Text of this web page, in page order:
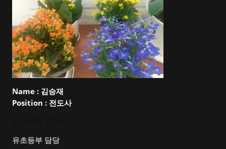
Name : 김승재
Position : 전도사
유초등부 담당